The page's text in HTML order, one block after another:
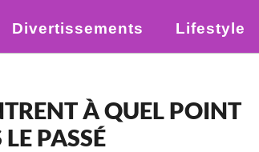
Divertissements Lifestyle
À QUEL POINT
PASSÉ